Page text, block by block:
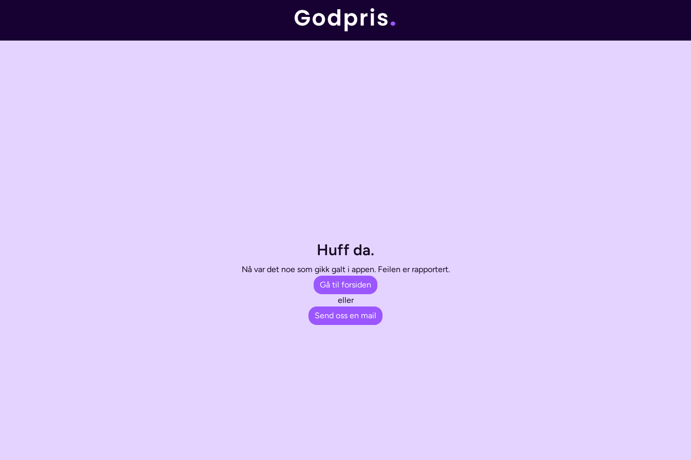
Huff da.
Nå var det noe som gikk galt i appen. Feilen er rapportert.
Gå til forsiden
eller
Send oss en mail